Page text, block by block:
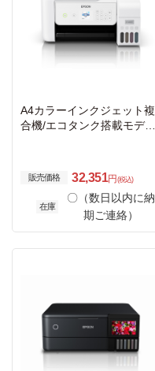
A4カラーインクジェット複
合機/エコタンク搭載モデル/
販売価格 32,351円 (税込)
在庫
〇（数日以内に納
期ご連絡）